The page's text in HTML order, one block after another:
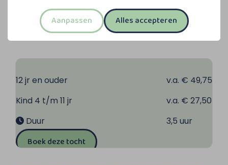
Aanpassen Alles accepteren
Drieënhalf uur uur varen met high tea
Koffie en thee inbegrepen
Geef je dieetwensen door bij het boeken
12 jr en ouder
v.a. € 49,75
Kind 4 t/m 11 jr
v.a. € 27,50
Duur
3,5 uur
Boek deze tocht